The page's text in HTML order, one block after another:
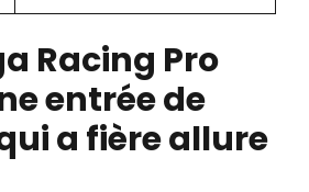
Racing Pro
entrée de
a fière allure